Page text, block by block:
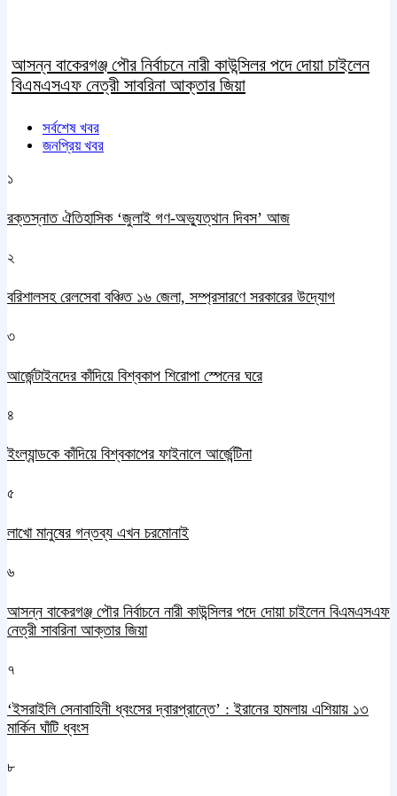
আসন্ন বাকেরগঞ্জ পৌর নির্বাচনে নারী কাউন্সিলর পদে দোয়া চাইলেন
বিএমএসএফ নেত্রী সাবরিনা আক্তার জিয়া
সর্বশেষ খবর
জনপ্রিয় খবর
১
রক্তস্নাত ঐতিহাসিক ‌‘জুলাই গণ-অভ্যুত্থান দিবস’ আজ
২
বরিশালসহ রেলসেবা বঞ্চিত ১৬ জেলা, সম্প্রসারণে সরকারের উদ্যোগ
৩
আর্জেন্টাইনদের কাঁদিয়ে বিশ্বকাপ শিরোপা স্পেনের ঘরে
৪
ইংল্যান্ডকে কাঁদিয়ে বিশ্বকাপের ফাইনালে আর্জেন্টিনা
৫
লাখো মানুষের গন্তব্য এখন চরমোনাই
৬
আসন্ন বাকেরগঞ্জ পৌর নির্বাচনে নারী কাউন্সিলর পদে দোয়া চাইলেন বিএমএসএফ
নেত্রী সাবরিনা আক্তার জিয়া
৭
‘ইসরাইলি সেনাবাহিনী ধ্বংসের দ্বারপ্রান্তে’ : ইরানের হামলায় এশিয়ায় ১৩
মার্কিন ঘাঁটি ধ্বংস
৮